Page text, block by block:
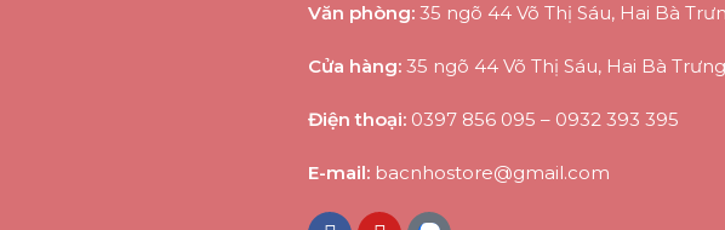
Văn phòng:35 ngõ 44 Võ Thị Sáu, Hai Bà
Cửa hàng:35 ngõ 44 Võ Thị Sáu, Hai Bà
Điện thoại: 0397 856 095 – 0932 393 395
E-mail: bacnhostore@gmail.com